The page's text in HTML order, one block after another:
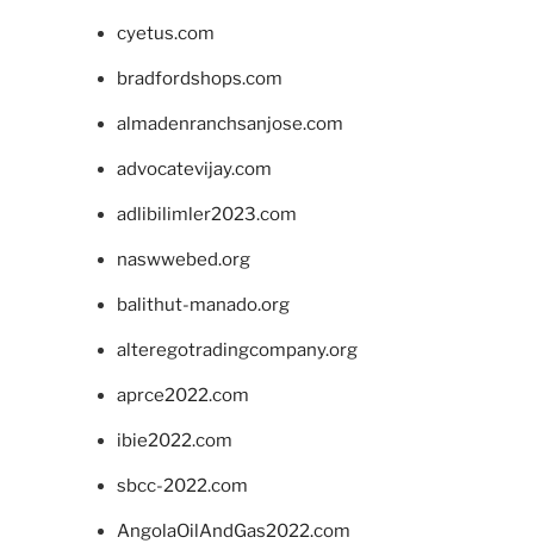
cyetus.com
bradfordshops.com
almadenranchsanjose.com
advocatevijay.com
adlibilimler2023.com
naswwebed.org
balithut-manado.org
alteregotradingcompany.org
aprce2022.com
ibie2022.com
sbcc-2022.com
AngolaOilAndGas2022.com